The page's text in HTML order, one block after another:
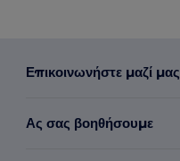
Επικοινωνήστε μαζί μας
Ας σας βοηθήσουμε